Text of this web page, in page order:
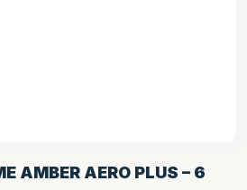
AMBER AERO PLUS – 6